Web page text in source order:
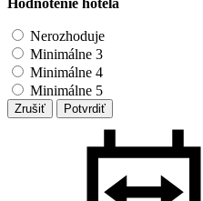
Hodnotenie hotela
Nerozhoduje
Minimálne 3
Minimálne 4
Minimálne 5
Zrušiť Potvrdiť